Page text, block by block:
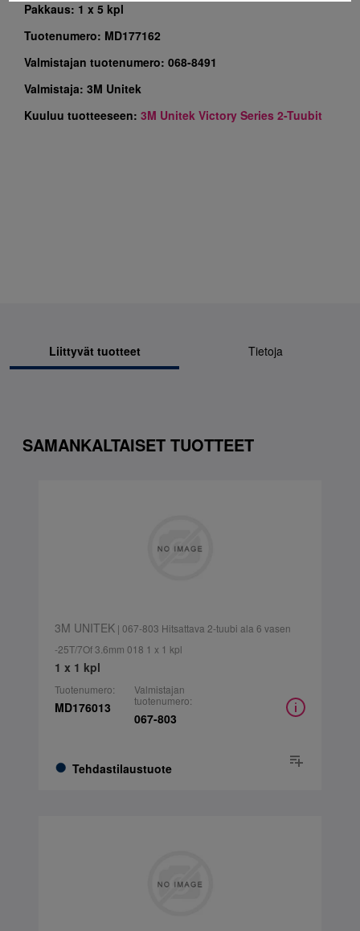
Pakkaus: 1 x 5 kpl
Tuotenumero: MD177162
Valmistajan tuotenumero: 068-8491
Valmistaja: 3M Unitek
Kuuluu tuotteeseen: 3M Unitek Victory Series 2-Tuubit
Liittyvät tuotteet Tietoja
SAMANKALTAISET TUOTTEET
3M UNITEK| 067-803 Hitsattava 2-tuubi ala 6 vasen
-25T/7Of 3.6mm 018 1 x 1 kpl
1 x 1 kpl
Tuotenumero:
MD176013
Tehdastilaustuote
Valmistajan
tuotenumero:
067-803